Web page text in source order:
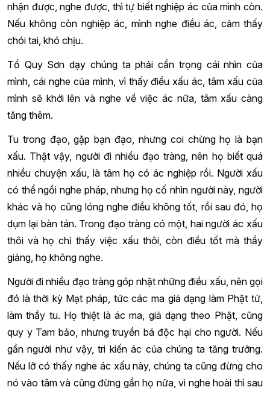
nhận được, nghe được, thì tự biết nghiệp ác của mình còn.
Nếu không còn nghiệp ác, mình nghe điều ác, cảm thấy
chói tai, khó chịu.
Tổ Quy Sơn dạy chúng ta phải cẩn trọng cái nhìn của
mình, cái nghe của mình, vì thấy điều xấu ác, tâm xấu của
mình sẽ khởi lên và nghe về việc ác nữa, tâm xấu càng
tăng thêm.
Tu trong đạo, gặp bạn đạo, nhưng coi chừng họ là bạn
xấu. Thật vậy, người đi nhiều đạo tràng, nên họ biết quá
nhiều chuyện xấu, là tâm họ có ác nghiệp rồi. Người xấu
có thể ngồi nghe pháp, nhưng họ cố nhìn người này, người
khác và họ cũng lóng nghe điều không tốt, rồi sau đó, họ
dụm lại bàn tán. Trong đạo tràng có một, hai người ác xấu
thôi và họ chỉ thấy việc xấu thôi, còn điều tốt mà thầy
giảng, họ không nghe.
Người đi nhiều đạo tràng góp nhặt những điều xấu, nên gọi
đó là thời kỳ Mạt pháp, tức các ma giả dạng làm Phật tử,
làm thầy tu. Họ thiệt là ác ma, giả dạng theo Phật, cũng
quy y Tam bảo, nhưng truyền bá độc hại cho người. Nếu
gần người như vậy, tri kiến ác của chúng ta tăng trưởng.
Nếu lỡ có thấy nghe ác xấu này, chúng ta cũng đừng cho
nó vào tâm và cũng đừng gần họ nữa, vì nghe hoài thì sau